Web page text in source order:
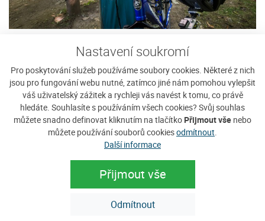
Nastavení soukromí
Pro poskytování služeb používáme soubory cookies. Některé z nich
jsou pro fungování webu nutné, zatímco jiné nám pomohou vylepšit
váš uživatelský zážitek a rychleji vás navést k tomu, co právě
hledáte. Souhlasíte s používáním všech cookies? Svůj souhlas
můžete snadno definovat kliknutím na tlačítko Přijmout vše nebo
můžete používání souborů cookiesodmítnout
Další informace
Přijmout vše
Odmítnout